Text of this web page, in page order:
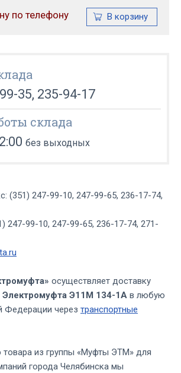
по телефону
35, 235-94-17
склада
без выходных
(351) 247-99-10, 247-99-65, 236-17-74,
247-99-10, 247-99-65, 236-17-74, 271-
осуществляет доставку
Электромуфта Э11М 134-1А в любую
Федерации через транспортные
из группы «Муфты ЭТМ» для
города Челябинска мы